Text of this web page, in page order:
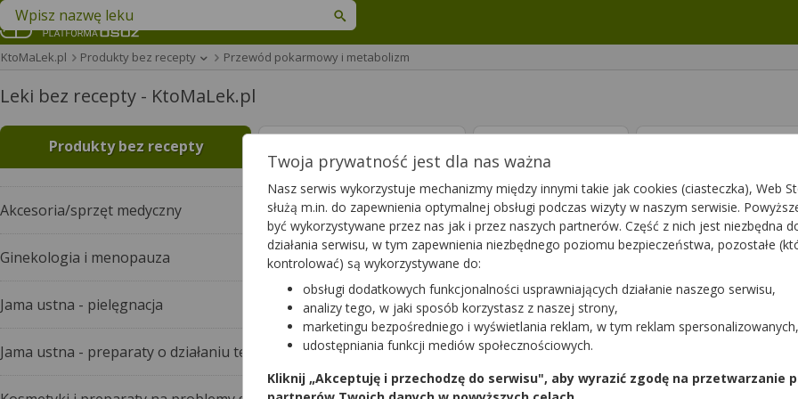
Znajdź lek w swojej okolicy
KtoMaLek.pl Produkty bez recepty Przewód pokarmowy i metabolizm
Leki bez recepty - KtoMaLek.pl
Produkty bez recepty
Akcesoria/sprzęt medyczny
Ginekologia i menopauza
Jama ustna - pielęgnacja
Jama ustna - preparaty o działaniu terapeutycznym
Twoja prywatność jest dla nas ważna
Nasz serwis wykorzystuje mechanizmy między innymi takie jak cookies (ciasteczka), Web
służą m.in. do zapewnienia optymalnej obsługi podczas wizyty w naszym serwisie.
być wykorzystywane przez nas jak i przez naszych partnerów. Część z nich jest niezbędna
działania serwisu, w tym zapewnienia niezbędnego poziomu bezpieczeństwa, pozostałe
kontrolować) są wykorzystywane do:
obsługi dodatkowych funkcjonalności usprawniających działanie naszego serwisu,
analizy tego, w jaki sposób korzystasz z naszej strony,
marketingu bezpośredniego i wyświetlania reklam, w tym reklam spersonalizowanych,
udostępniania funkcji mediów społecznościowych.
Kliknij „Akceptuję i przechodzę do serwisu", aby wyrazić zgodę na przetwarzanie